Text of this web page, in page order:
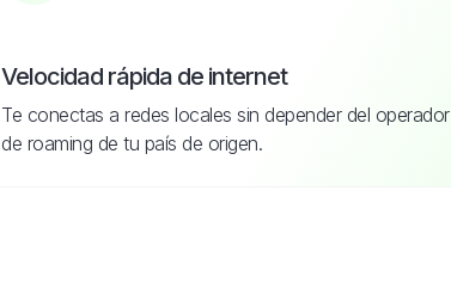
Velocidad rápida de internet
Te conectas a redes locales sin depender del operador
de roaming de tu país de origen.